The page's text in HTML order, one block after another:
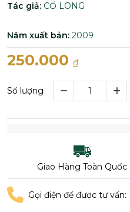
Tác giả: CỔ LONG
Năm xuất bản: 2009
250.000 đ
Số lượng
Giao Hàng Toàn Quốc
Gọi điện để được tư vấn: